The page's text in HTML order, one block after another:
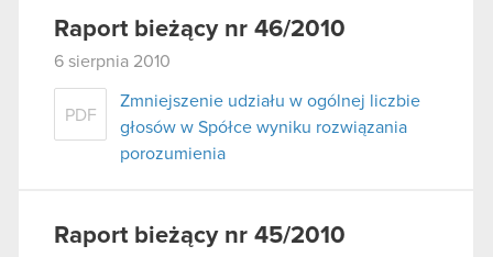
Raport bieżący nr 46/2010
6 sierpnia 2010
PDF
Zmniejszenie udziału w ogólnej liczbie
głosów w Spółce wyniku rozwiązania
porozumienia
Raport bieżący nr 45/2010